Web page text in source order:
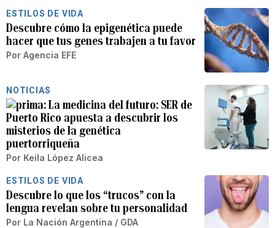
ESTILOS DE VIDA
Descubre cómo la epigenética puede
hacer que tus genes trabajen a tu favor
Por Agencia EFE
NOTICIAS
La medicina del futuro: SER de
Puerto Rico apuesta a descubrir los
misterios de la genética
puertorriqueña
Por Keila López Alicea
ESTILOS DE VIDA
Descubre lo que los “trucos” con la
lengua revelan sobre tu personalidad
Por La Nación Argentina / GDA